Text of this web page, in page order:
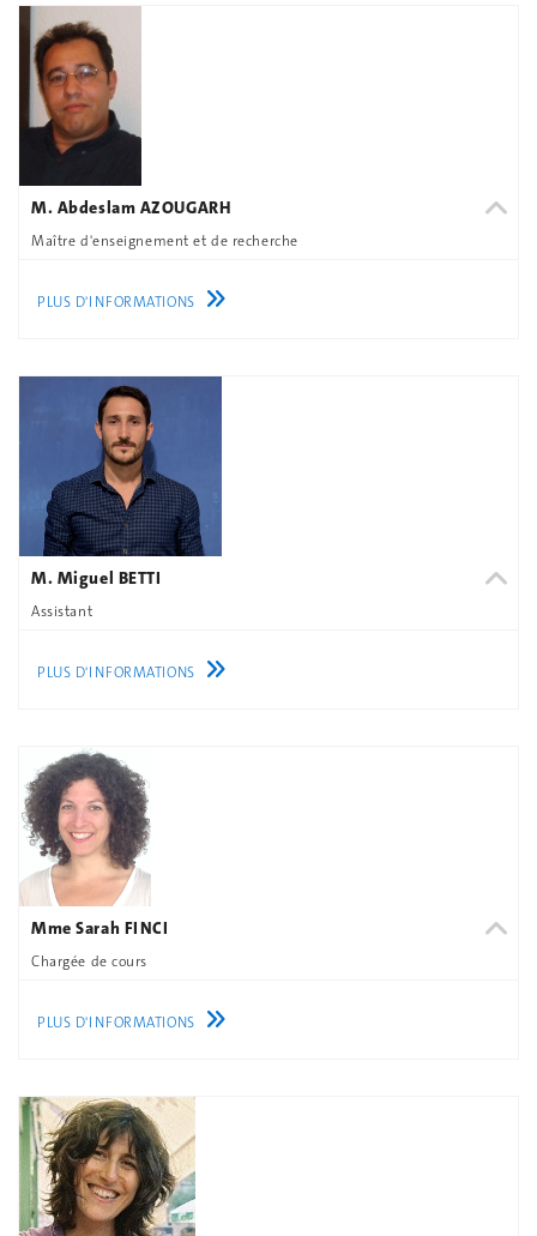
M. Abdeslam AZOUGARH
Maître d'enseignement et de recherche
PLUS D'INFORMATIONS
M. Miguel BETTI
Assistant
PLUS D'INFORMATIONS
Mme Sarah FINCI
Chargée de cours
PLUS D'INFORMATIONS